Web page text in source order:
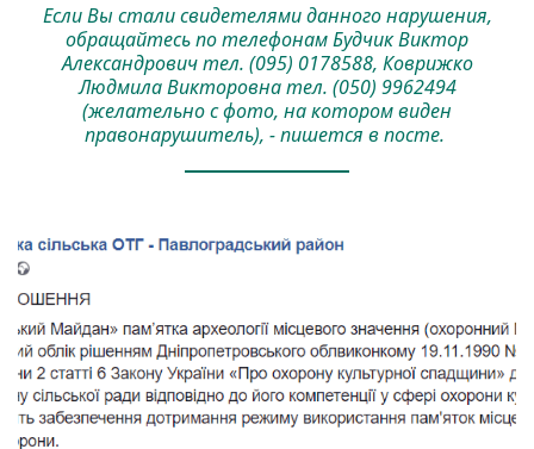
Если Вы стали свидетелями данного нарушения,
обращайтесь по телефонам Будчик Виктор
Александрович тел. (095) 0178588, Коврижко
Людмила Викторовна тел. (050) 9962494
(желательно с фото, на котором виден
правонарушитель), - пишется в посте.